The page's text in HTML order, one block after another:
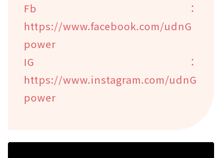
Fb：
https://www.facebook.com/udnG
power
IG：
https://www.instagram.com/udnG
power